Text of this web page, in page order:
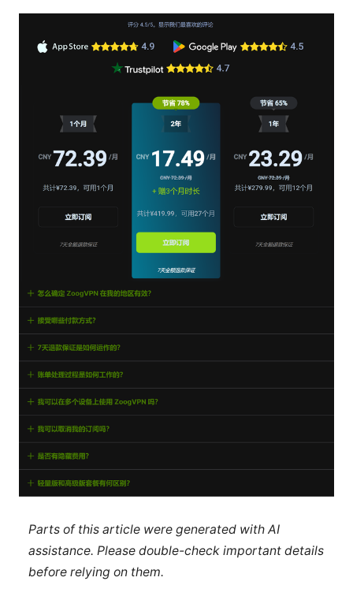
Parts of this article were generated with AI
assistance. Please double-check important details
before relying on them.